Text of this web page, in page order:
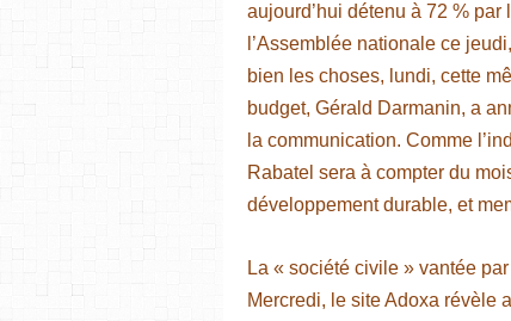
aujourd’hui détenu à 72 % par
l’Assemblée nationale ce
bien les choses, lundi, cette
budget, Gérald Darmanin, a
la communication. Comme
Rabatel sera à compter du
développement durable, et
La « société civile » vantée
Mercredi, le site Adoxa révèle